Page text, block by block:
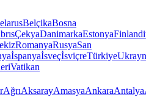
BelçikaBosna
ÇekyaDanimarkaEstonya
RomanyaRusyaSan
İspanyaİsveçİsviçreTürkiye
Vatikan
AğrıAksarayAmasyaAnkaraAntalya